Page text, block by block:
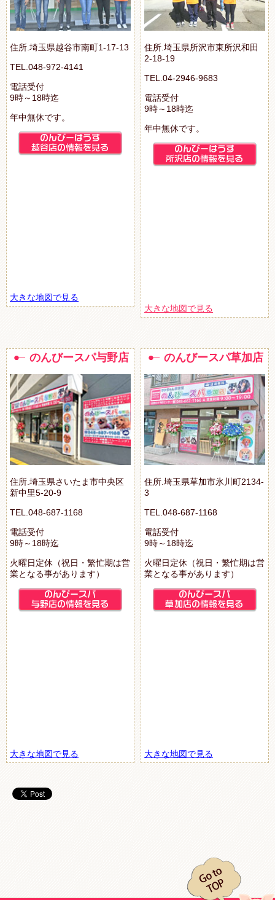
住所.埼玉県越谷市南町1-17-13
TEL.048-972-4141
電話受付
9時～18時迄
年中無休です。
大きな地図で見る
住所.埼玉県所沢市東所沢和田
2-18-19
TEL.04-2946-9683
電話受付
9時～18時迄
年中無休です。
大きな地図で見る
のんびースパ与野店
住所.埼玉県さいたま市中央区
新中里5-20-9
TEL.048-687-1168
電話受付
9時～18時迄
火曜日定休（祝日・繁忙期は営
業となる事があります）
大きな地図で見る
のんびースパ草加店
住所.埼玉県草加市氷川町2134-
3
TEL.048-687-1168
電話受付
9時～18時迄
火曜日定休（祝日・繁忙期は営
業となる事があります）
大きな地図で見る